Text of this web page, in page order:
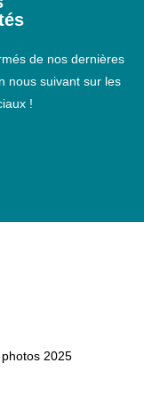
de nos dernières
nous suivant sur les
!
2025